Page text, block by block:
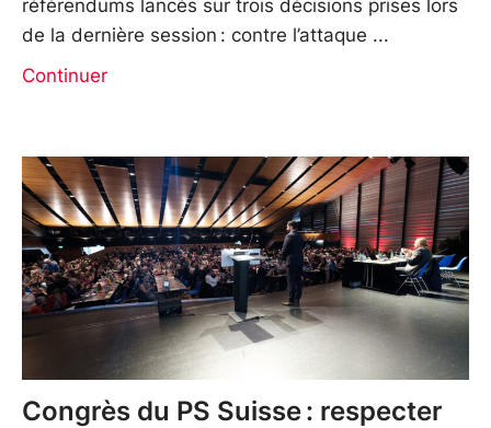
référendums lancés sur trois décisions prises lors
de la dernière session : contre l’attaque
Continuer
Congrès du PS Suisse : respecter